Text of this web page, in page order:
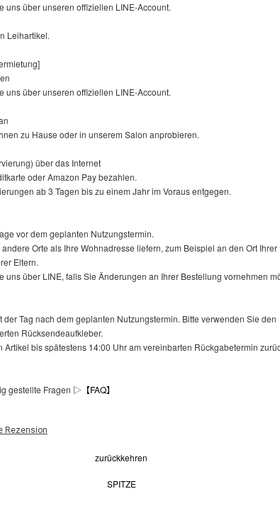
uns über unseren offiziellen LINE-Account.
Leihartikel.
uns über unseren offiziellen LINE-Account.
zu Hause oder in unserem Salon anprobieren.
über das Internet
oder Amazon Pay bezahlen.
ab 3 Tagen bis zu einem Jahr im Voraus entgegen.
vor dem geplanten Nutzungstermin.
Orte als Ihre Wohnadresse liefern, zum Beispiel an den Ort Ihrer
Eltern.
uns über LINE, falls Sie Änderungen an Ihrer Bestellung vornehmen
der Tag nach dem geplanten Nutzungstermin. Bitte verwenden Sie den
Rücksendeaufkleber.
Artikel bis spätestens 14:00 Uhr am vereinbarten Rückgabetermin
gestellte Fragen ▷ 【FAQ】
Rezension
zurückkehren
SPITZE